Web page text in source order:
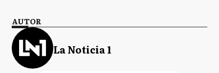
AUTOR
La Noticia 1